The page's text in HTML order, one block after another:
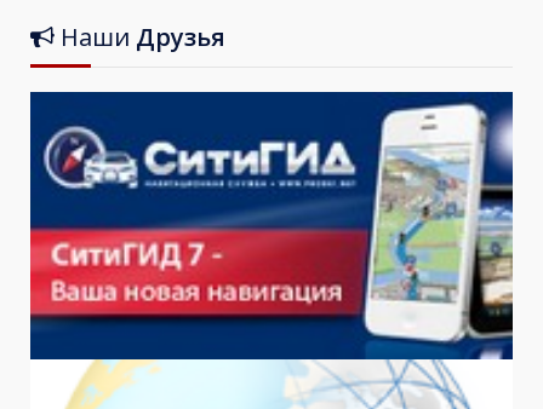
Наши Друзья